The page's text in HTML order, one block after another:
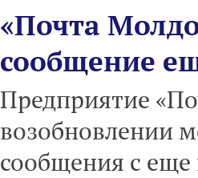
«Почта
сообщение
Предприятие
возобновлении
сообщения с